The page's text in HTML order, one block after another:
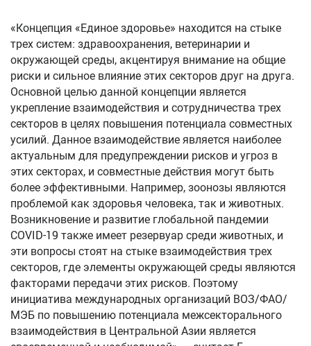
«Концепция «Единое здоровье» находится на стыке
трех систем: здравоохранения, ветеринарии и
окружающей среды, акцентируя внимание на общие
риски и сильное влияние этих секторов друг на друга.
Основной целью данной концепции является
укрепление взаимодействия и сотрудничества трех
секторов в целях повышения потенциала совместных
усилий. Данное взаимодействие является наиболее
актуальным для предупреждении рисков и угроз в
этих секторах, и совместные действия могут быть
более эффективными. Например, зоонозы являются
проблемой как здоровья человека, так и животных.
Возникновение и развитие глобальной пандемии
COVID-19 также имеет резервуар среди животных, и
эти вопросы стоят на стыке взаимодействия трех
секторов, где элементы окружающей среды являются
факторами передачи этих рисков. Поэтому
инициатива международных организаций ВОЗ/ФАО/
МЭБ по повышению потенциала межсекторального
взаимодействия в Центральной Азии является